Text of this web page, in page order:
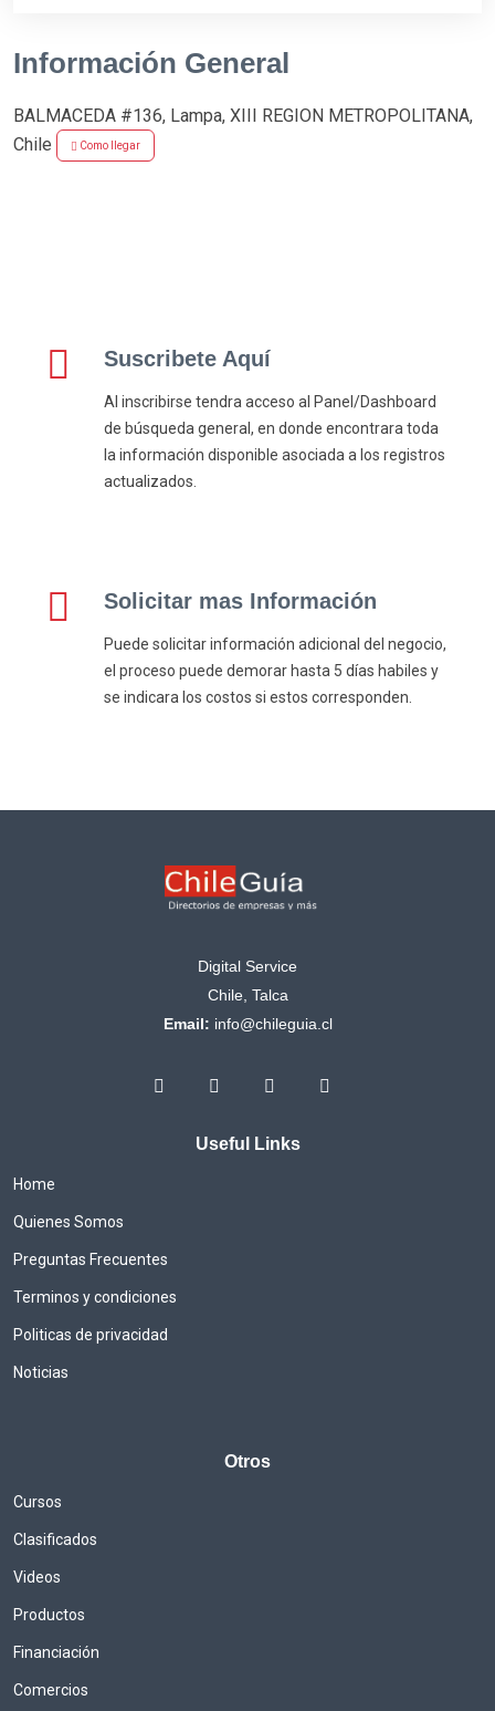
Información General
BALMACEDA #136, Lampa, XIII REGION METROPOLITANA,
Chile
Como llegar
Suscribete Aquí
Al inscribirse tendra acceso al Panel/Dashboard
de búsqueda general, en donde encontrara toda
la información disponible asociada a los registros
actualizados.
Solicitar mas Información
Puede solicitar información adicional del negocio,
el proceso puede demorar hasta 5 días habiles y
se indicara los costos si estos corresponden.
Digital Service
Chile, Talca
Email: info@chileguia.cl
Useful Links
Home
Quienes Somos
Preguntas Frecuentes
Terminos y condiciones
Politicas de privacidad
Noticias
Otros
Cursos
Clasificados
Videos
Productos
Financiación
Comercios